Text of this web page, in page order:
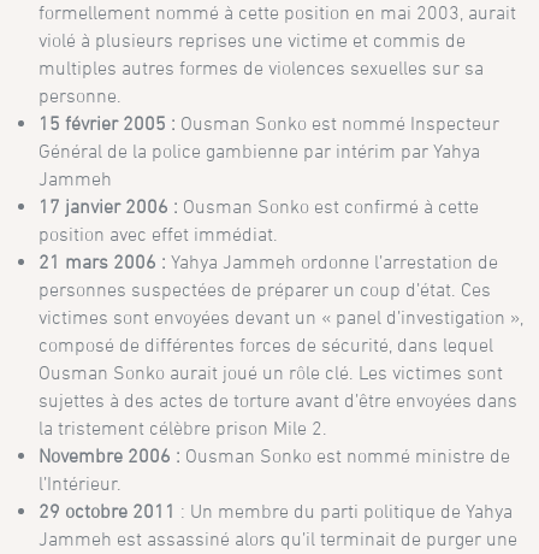
formellement nommé à cette position en mai 2003, aurait
violé à plusieurs reprises une victime et commis de
multiples autres formes de violences sexuelles sur sa
personne.
15 février 2005 : Ousman Sonko est nommé Inspecteur
Général de la police gambienne par intérim par Yahya
Jammeh
17 janvier 2006 : Ousman Sonko est confirmé à cette
position avec effet immédiat.
21 mars 2006 :Yahya Jammeh ordonne l’arrestation de
personnes suspectées de préparer un coup d’état. Ces
victimes sont envoyées devant un « panel d’investigation »,
composé de différentes forces de sécurité, dans lequel
Ousman Sonko aurait joué un rôle clé. Les victimes sont
sujettes à des actes de torture avant d’être envoyées dans
la tristement célèbre prison Mile 2.
Novembre 2006 : Ousman Sonko est nommé ministre de
l’Intérieur.
29 octobre 2011 : Un membre du parti politique de Yahya
Jammeh est assassiné alors qu’il terminait de purger une